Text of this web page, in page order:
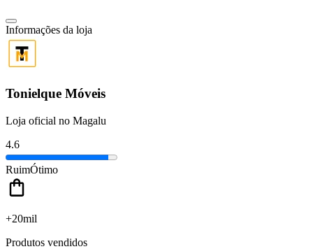
Informações da loja
Tonielque Móveis
Loja oficial no Magalu
4.6
RuimÓtimo
+20mil
Produtos vendidos